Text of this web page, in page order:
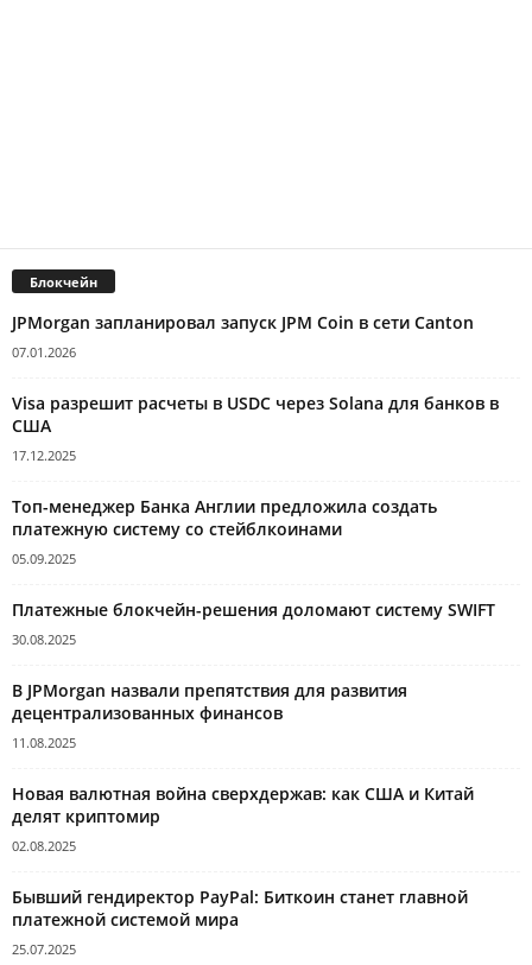
Блокчейн
JPMorgan запланировал запуск JPM Coin в сети Canton
07.01.2026
Visa разрешит расчеты в USDC через Solana для банков в
США
17.12.2025
Топ-менеджер Банка Англии предложила создать
платежную систему со стейблкоинами
05.09.2025
Платежные блокчейн-решения доломают систему SWIFT
30.08.2025
В JPMorgan назвали препятствия для развития
децентрализованных финансов
11.08.2025
Новая валютная война сверхдержав: как США и Китай
делят криптомир
02.08.2025
Бывший гендиректор PayPal: Биткоин станет главной
платежной системой мира
25.07.2025